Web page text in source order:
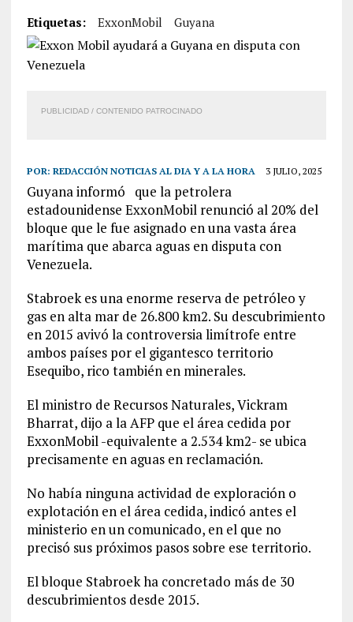
Etiquetas: ExxonMobil Guyana
PUBLICIDAD / CONTENIDO PATROCINADO
POR: REDACCIÓN NOTICIAS AL DIA Y A LA HORA 3 JULIO, 2025
Guyana informó que la petrolera
estadounidense ExxonMobil renunció al 20% del
bloque que le fue asignado en una vasta área
marítima que abarca aguas en disputa con
Venezuela.
Stabroek es una enorme reserva de petróleo y
gas en alta mar de 26.800 km2. Su descubrimiento
en 2015 avivó la controversia limítrofe entre
ambos países por el gigantesco territorio
Esequibo, rico también en minerales.
El ministro de Recursos Naturales, Vickram
Bharrat, dijo a la AFP que el área cedida por
ExxonMobil -equivalente a 2.534 km2- se ubica
precisamente en aguas en reclamación.
No había ninguna actividad de exploración o
explotación en el área cedida, indicó antes el
ministerio en un comunicado, en el que no
precisó sus próximos pasos sobre ese territorio.
El bloque Stabroek ha concretado más de 30
descubrimientos desde 2015.